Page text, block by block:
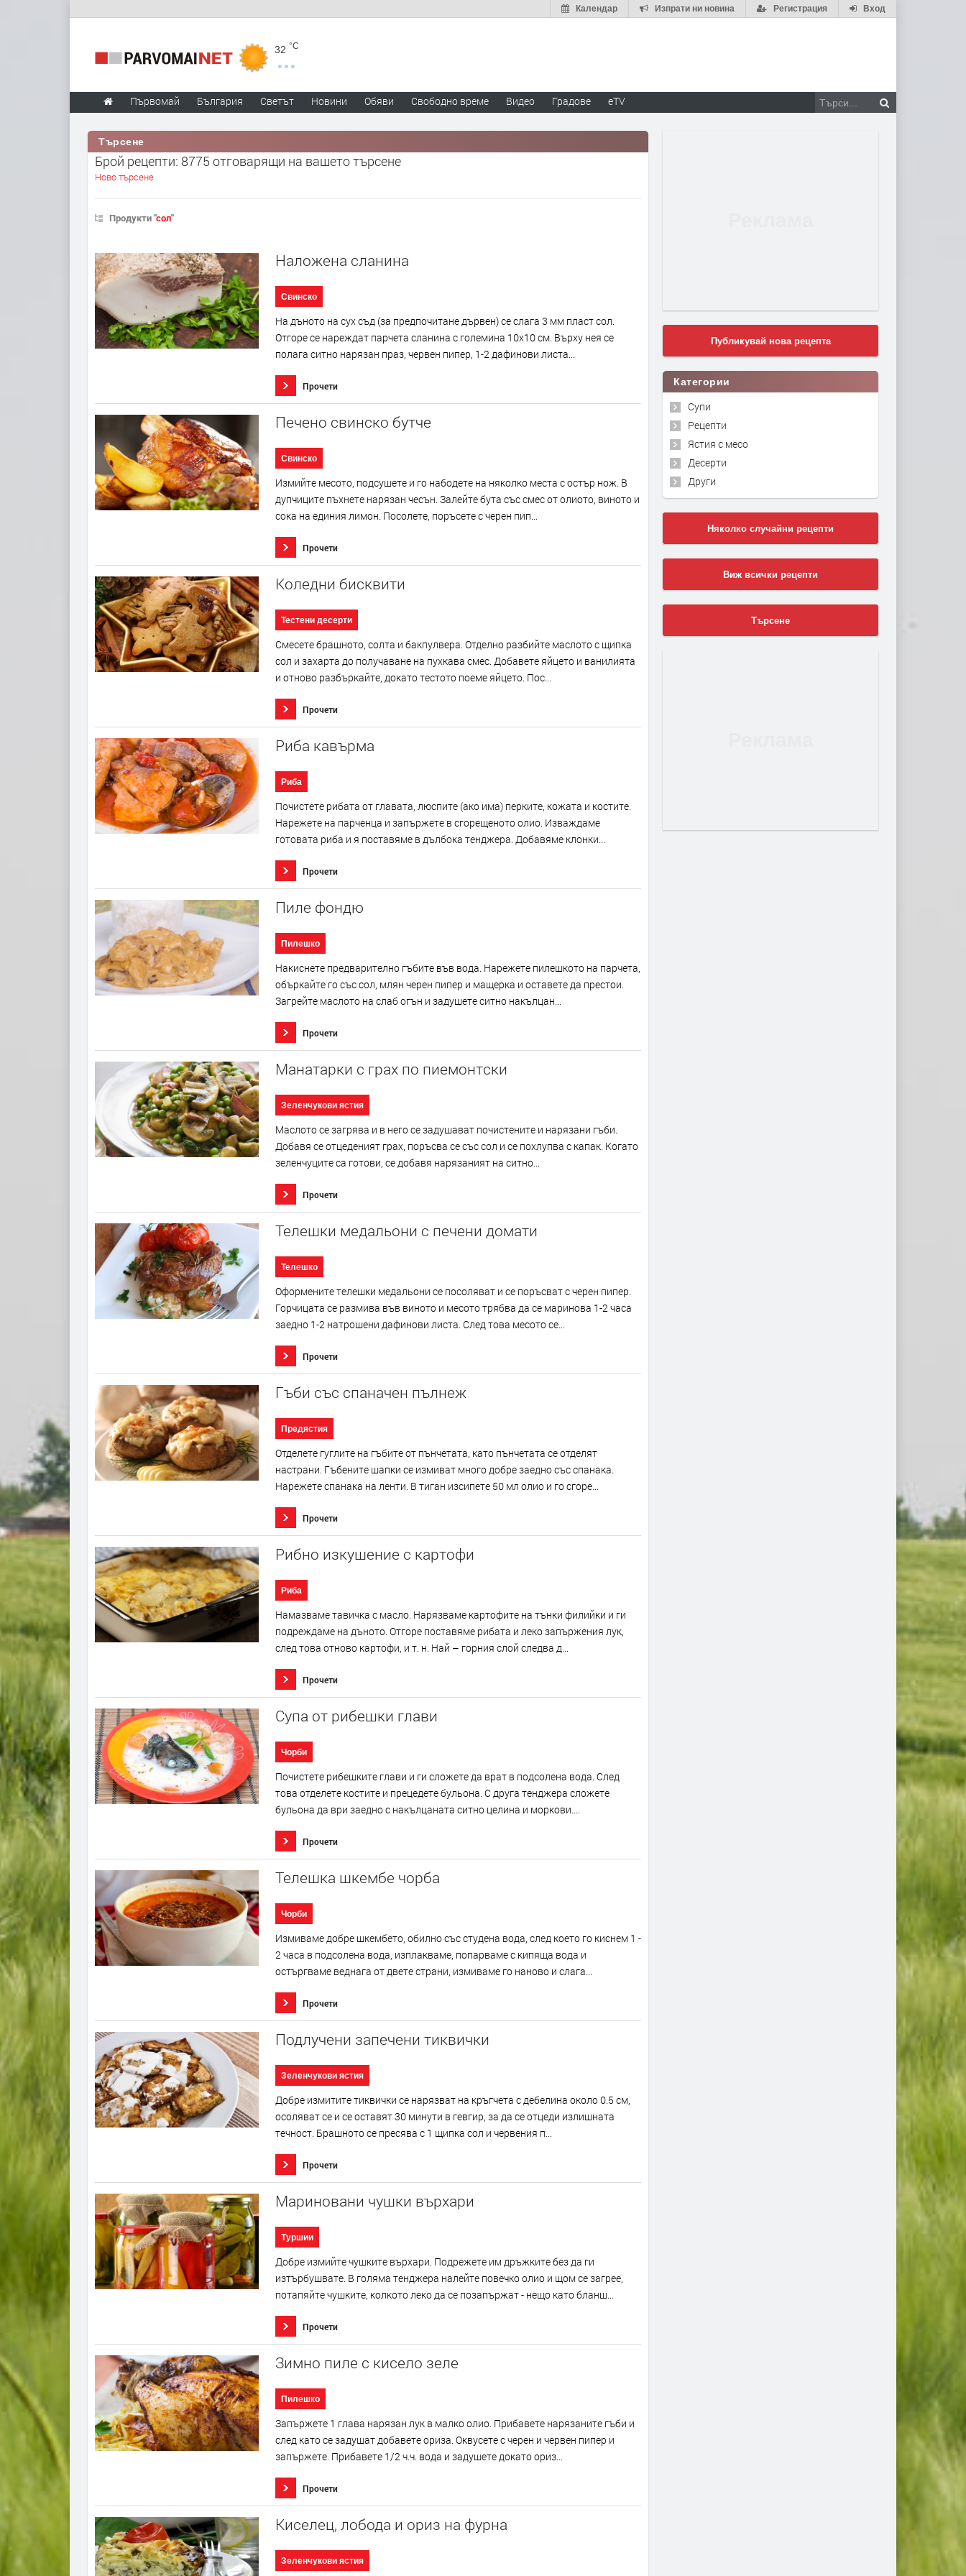
Вход
Регистрация
Изпрати ни новина
Календар
32 °C
Първомай България Светът Новини Обяви Свободно време Видео Градове eTV
Търсене
Брой рецепти: 8775 отговарящи на вашето търсене
Ново търсене
Продукти "сол"
Наложена сланина
Свинско
На дъното на сух съд (за предпочитане дървен) се слага 3 мм пласт сол.
Отгоре се нареждат парчета сланина с големина 10х10 см. Върху нея се
полага ситно нарязан праз, червен пипер, 1-2 дафинови листа...
Прочети
Печено свинско бутче
Свинско
Измийте месото, подсушете и го набодете на няколко места с остър нож. В
дупчиците пъхнете нарязан чесън. Залейте бута със смес от олиото, виното и
сока на единия лимон. Посолете, поръсете с черен пип...
Прочети
Коледни бисквити
Тестени десерти
Смесете брашното, солта и бакпулвера. Отделно разбийте маслото с щипка
сол и захарта до получаване на пухкава смес. Добавете яйцето и ванилията
и отново разбъркайте, докато тестото поеме яйцето. Пос...
Прочети
Риба кавърма
Риба
Почистете рибата от главата, люспите (ако има) перките, кожата и костите.
Нарежете на парченца и запържете в сгорещеното олио. Изваждаме
готовата риба и я поставяме в дълбока тенджера. Добавяме клонки...
Прочети
Пиле фондю
Пилешко
Накиснете предварително гъбите във вода. Нарежете пилешкото на парчета,
объркайте го със сол, млян черен пипер и мащерка и оставете да престои.
Загрейте маслото на слаб огън и задушете ситно накълцан...
Прочети
Манатарки с грах по пиемонтски
Зеленчукови ястия
Маслото се загрява и в него се задушават почистените и нарязани гъби.
Добавя се отцеденият грах, поръсва се със сол и се похлупва с капак. Когато
зеленчуците са готови, се добавя нарязаният на ситно...
Прочети
Телешки медальони с печени домати
Телешко
Оформените телешки медальони се посоляват и се поръсват с черен пипер.
Горчицата се размива във виното и месото трябва да се маринова 1-2 часа
заедно 1-2 натрошени дафинови листа. След това месото се...
Прочети
Гъби със спаначен пълнеж
Предястия
Отделете гуглите на гъбите от пънчетата, като пънчетата се отделят
настрани. Гъбените шапки се измиват много добре заедно със спанака.
Нарежете спанака на ленти. В тиган изсипете 50 мл олио и го сгоре...
Прочети
Рибно изкушение с картофи
Риба
Намазваме тавичка с масло. Нарязваме картофите на тънки филийки и ги
подреждаме на дъното. Отгоре поставяме рибата и леко запържения лук,
след това отново картофи, и т. н. Най – горния слой следва д...
Прочети
Супа от рибешки глави
Чорби
Почистете рибешките глави и ги сложете да врат в подсолена вода. След
това отделете костите и прецедете бульона. С друга тенджера сложете
бульона да ври заедно с накълцаната ситно целина и моркови....
Прочети
Телешка шкембе чорба
Чорби
Измиваме добре шкембето, обилно със студена вода, след което го киснем 1 -
2 часа в подсолена вода, изплакваме, попарваме с кипяща вода и
остъргваме веднага от двете страни, измиваме го наново и слага...
Прочети
Подлучени запечени тиквички
Зеленчукови ястия
Добре измитите тиквички се нарязват на кръгчета с дебелина около 0.5 см,
осоляват се и се оставят 30 минути в гевгир, за да се отцеди излишната
течност. Брашното се пресява с 1 щипка сол и червения п...
Прочети
Мариновани чушки върхари
Туршии
Добре измийте чушките върхари. Подрежете им дръжките без да ги
изтърбушвате. В голяма тенджера налейте повечко олио и щом се загрее,
потапяйте чушките, колкото леко да се позапържат - нещо като бланш...
Прочети
Зимно пиле с кисело зеле
Пилешко
Запържете 1 глава нарязан лук в малко олио. Прибавете нарязаните гъби и
след като се задушат добавете ориза. Оквусете с черен и червен пипер и
запържете. Прибавете 1/2 ч.ч. вода и задушете докато ориз...
Прочети
Киселец, лобода и ориз на фурна
Зеленчукови ястия
Публикувай нова рецепта
Категории
Супи
Рецепти
Ястия с месо
Десерти
Други
Няколко случайни рецепти
Виж всички рецепти
Търсене